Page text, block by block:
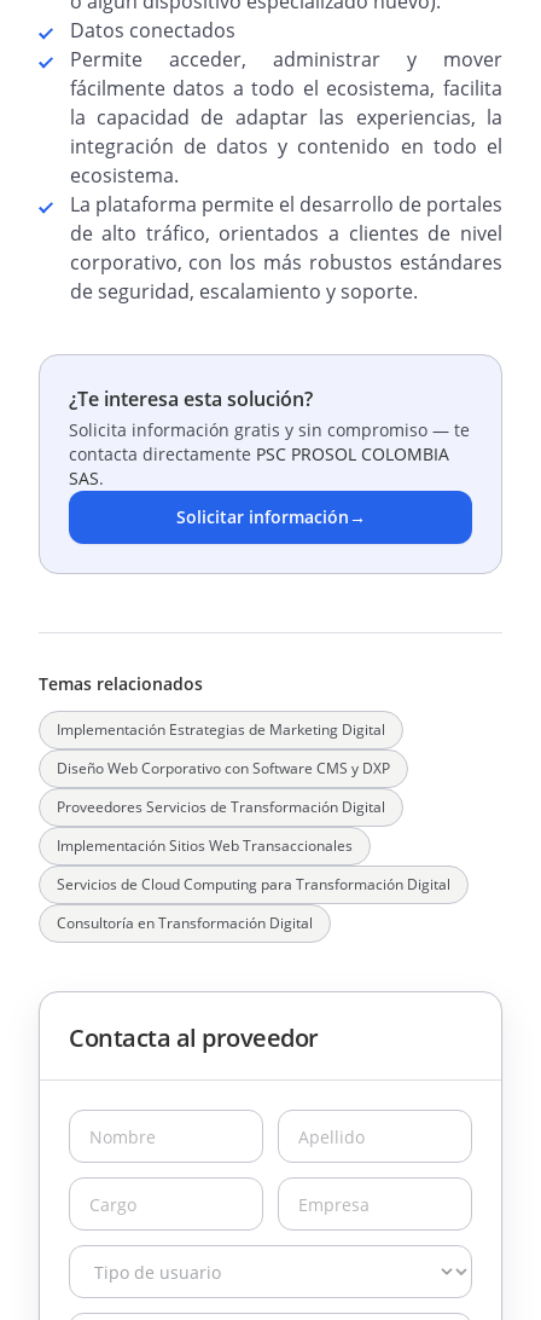
Datos conectados
Permite acceder, administrar y mover
fácilmente datos a todo el ecosistema, facilita
la capacidad de adaptar las experiencias, la
integración de datos y contenido en todo el
ecosistema.
La plataforma permite el desarrollo de portales
de alto tráfico, orientados a clientes de nivel
corporativo, con los más robustos estándares
de seguridad, escalamiento y soporte.
¿Te interesa esta solución?
Solicita información gratis y sin compromiso — te
contacta directamente PSC PROSOL COLOMBIA
SAS.
Solicitar información→
Temas relacionados
Implementación Estrategias de Marketing Digital
Diseño Web Corporativo con Software CMS y DXP
Proveedores Servicios de Transformación Digital
Implementación Sitios Web Transaccionales
Servicios de Cloud Computing para Transformación Digital
Consultoría en Transformación Digital
Contacta al proveedor